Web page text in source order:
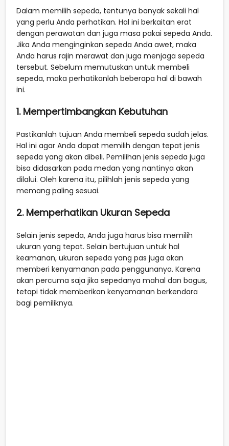
Dalam memilih sepeda, tentunya banyak sekali hal
yang perlu Anda perhatikan. Hal ini berkaitan erat
dengan perawatan dan juga masa pakai sepeda Anda.
Jika Anda menginginkan sepeda Anda awet, maka
Anda harus rajin merawat dan juga menjaga sepeda
tersebut. Sebelum memutuskan untuk membeli
sepeda, maka perhatikanlah beberapa hal di bawah
ini.
1. Mempertimbangkan Kebutuhan
Pastikanlah tujuan Anda membeli sepeda sudah jelas.
Hal ini agar Anda dapat memilih dengan tepat jenis
sepeda yang akan dibeli. Pemilihan jenis sepeda juga
bisa didasarkan pada medan yang nantinya akan
dilalui. Oleh karena itu, pilihlah jenis sepeda yang
memang paling sesuai.
2. Memperhatikan Ukuran Sepeda
Selain jenis sepeda, Anda juga harus bisa memilih
ukuran yang tepat. Selain bertujuan untuk hal
keamanan, ukuran sepeda yang pas juga akan
memberi kenyamanan pada penggunanya. Karena
akan percuma saja jika sepedanya mahal dan bagus,
tetapi tidak memberikan kenyamanan berkendara
bagi pemiliknya.